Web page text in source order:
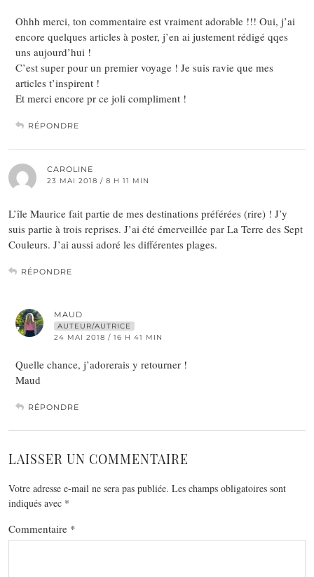
Ohhh merci, ton commentaire est vraiment adorable !!! Oui, j’ai
encore quelques articles à poster, j’en ai justement rédigé qqes
uns aujourd’hui !
C’est super pour un premier voyage ! Je suis ravie que mes
articles t’inspirent !
Et merci encore pr ce joli compliment !
RÉPONDRE
CAROLINE
23 MAI 2018 / 8 H 11 MIN
L’île Maurice fait partie de mes destinations préférées (rire) ! J’y
suis partie à trois reprises. J’ai été émerveillée par La Terre des Sept
Couleurs. J’ai aussi adoré les différentes plages.
RÉPONDRE
MAUD
AUTEUR/AUTRICE
24 MAI 2018 / 16 H 41 MIN
Quelle chance, j’adorerais y retourner !
Maud
RÉPONDRE
LAISSER UN COMMENTAIRE
Votre adresse e-mail ne sera pas publiée. Les champs obligatoires sont
indiqués avec *
Commentaire *